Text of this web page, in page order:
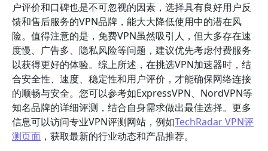
户评价和口碑也是不可忽视的因素，选择具有良好用户反
馈和售后服务的VPN品牌，能大大降低使用中的潜在风
险。值得注意的是，免费VPN虽然吸引人，但大多存在速
度慢、广告多、隐私风险等问题，建议优先考虑付费服务
以获得更好的体验。综上所述，在挑选VPN加速器时，结
合安全性、速度、稳定性和用户评价，才能确保网络连接
的顺畅与安全。您可以参考如ExpressVPN、NordVPN等
知名品牌的详细评测，结合自身需求做出最佳选择。更多
信息可以访问专业VPN评测网站，例如TechRadar VPN评
测页面 ，获取最新的行业动态和产品推荐。